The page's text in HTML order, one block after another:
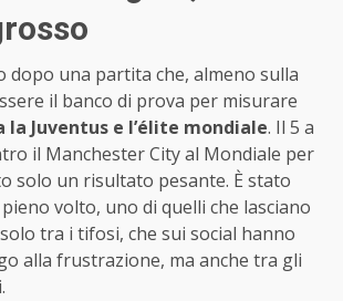
dopo una partita che, almeno sulla
il banco di prova per misurare
Juventus e l’élite mondiale. Il 5 a
il Manchester City al Mondiale per
solo un risultato pesante. È stato
volto, uno di quelli che lasciano
tra i tifosi, che sui social hanno
alla frustrazione, ma anche tra gli